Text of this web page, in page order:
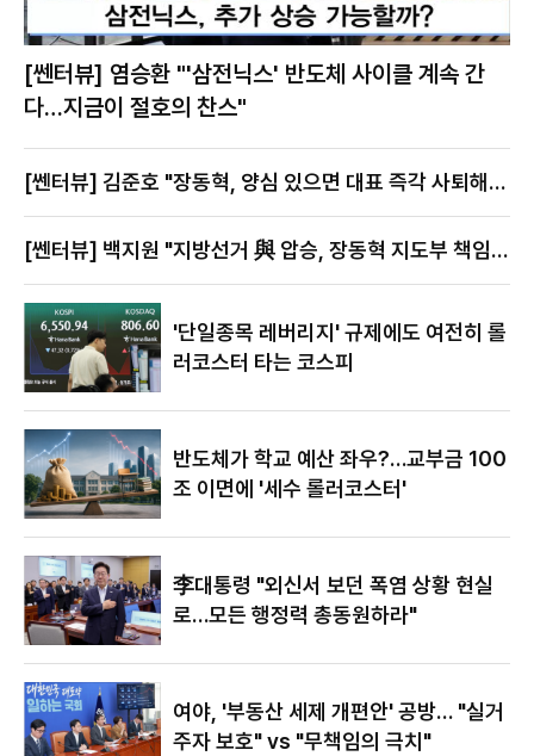
[쎈터뷰] 염승환 "'삼전닉스' 반도체 사이클 계속 간
다…지금이 절호의 찬스"
[쎈터뷰] 김준호 "장동혁, 양심 있으면 대표 즉각 사퇴해
야"
[쎈터뷰] 백지원 "지방선거 與 압승, 장동혁 지도부 책임
있어"
'단일종목 레버리지' 규제에도 여전히 롤
러코스터 타는 코스피
반도체가 학교 예산 좌우?…교부금 100
조 이면에 '세수 롤러코스터'
李대통령 "외신서 보던 폭염 상황 현실
로…모든 행정력 총동원하라"
여야, '부동산 세제 개편안' 공방… "실거
주자 보호" vs "무책임의 극치"